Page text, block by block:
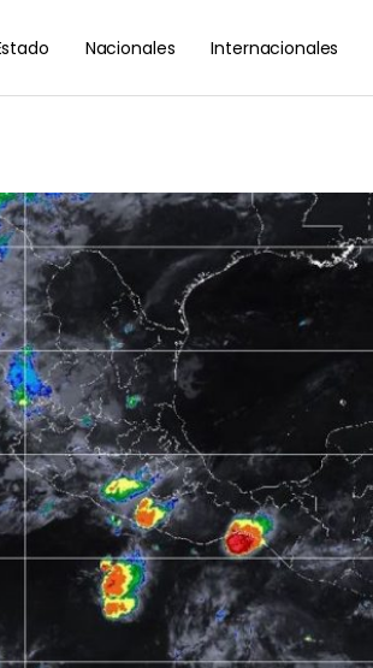
Nacionales Internacionales